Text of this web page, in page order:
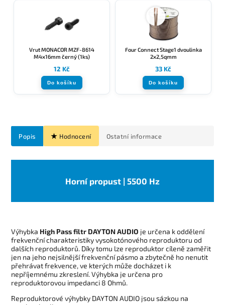
Vrut MONACOR MZF-8614
M4x16mm černý (1ks)
12 Kč
Do košíku
Four Connect Stage1 dvoulinka
2x2,5qmm
33 Kč
Do košíku
Popis Hodnocení Ostatní informace
Horní propust | 5500 Hz
Výhybka High Pass filtr DAYTON AUDIO je určena k oddělení
frekvenční charakteristiky vysokotónového reproduktoru od
dalších reproduktorů. Díky tomu lze reproduktor cíleně zaměřit
jen na jeho nejsilnější frekvenční pásmo a zbytečně ho nenutit
přehrávat frekvence, ve kterých může docházet i k
nepříjemnému zkreslení. Výhybka je určena pro
reproduktorovou impedanci 8 Ohmů.
Reproduktorové výhybky DAYTON AUDIO jsou sázkou na